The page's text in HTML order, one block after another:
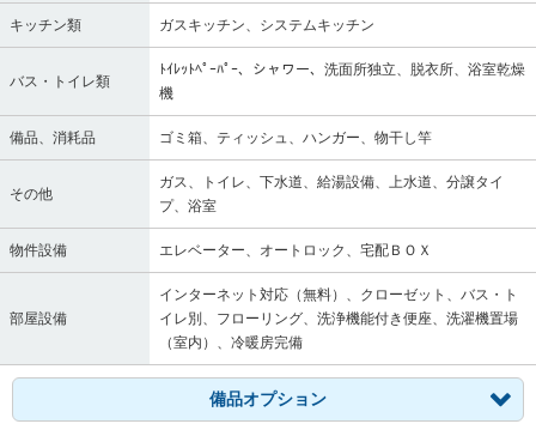
キッチン類 ガスキッチン、システムキッチン
バス・トイレ類
ﾄｲﾚｯﾄﾍﾟｰﾊﾟｰ、シャワー、洗面所独立、脱衣所、浴室乾燥
機
備品、消耗品 ゴミ箱、ティッシュ、ハンガー、物干し竿
その他
ガス、トイレ、下水道、給湯設備、上水道、分譲タイ
プ、浴室
物件設備 エレベーター、オートロック、宅配ＢＯＸ
部屋設備
インターネット対応（無料）、クローゼット、バス・ト
イレ別、フローリング、洗浄機能付き便座、洗濯機置場
（室内）、冷暖房完備
備品オプション